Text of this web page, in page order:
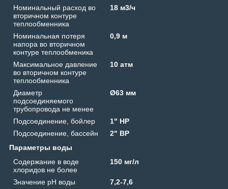
Номинальный расход во
вторичном контуре
теплообменника
18 м3/ч
Номинальная потеря
напора во вторичном
контуре теплообменика
0,9 м
Максимальное давление
во вторичном контуре
теплообменника
10 атм
Диаметр
подсоединяемого
трубопровода не менее
Ø63 мм
Подсоединение, бойлер
1" HP
Подсоединение, бассейн
2" ВР
Параметры воды
Содержание в воде
хлоридов не более
150 мг/л
Значение рН воды
7,2-7,6